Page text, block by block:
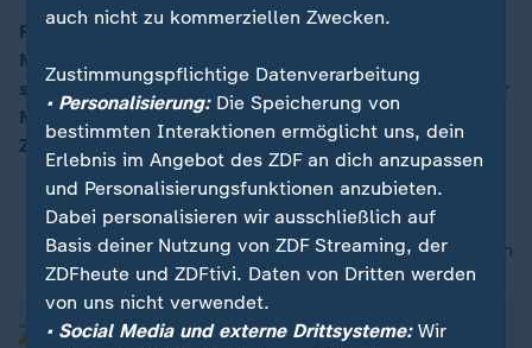
00:16
Für grundlegende Reformen würde eine deutliche
Mehrheit nur geringe oder gar keine Belastungen bei
sich selbst in Kauf nehmen. Die Regierung von Kanzler
Merz bekommt weiterhin äußerst niedrige
Zustimmungswerte.
nach oben
auch nicht zu kommerziellen Zwecken.
Zustimmungspflichtige Datenverarbeitung
• Personalisierung:Die Speicherung von
bestimmten Interaktionen ermöglicht uns, dein
Erlebnis im Angebot des ZDF an dich anzupassen
und Personalisierungsfunktionen anzubieten.
Dabei personalisieren wir ausschließlich auf
Basis deiner Nutzung von ZDF Streaming, der
ZDFheute und ZDFtivi. Daten von Dritten werden
von uns nicht verwendet.
• Social Media und externe Drittsysteme:Wir